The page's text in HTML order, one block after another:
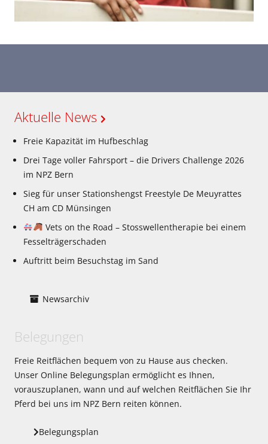
Aktuelle News
Freie Kapazität im Hufbeschlag
Drei Tage voller Fahrsport – die Drivers Challenge 2026
im NPZ Bern
Sieg für unser Stationshengst Freestyle De Meuyrattes
CH am CD Münsingen
Vets on the Road – Stosswellentherapie bei einem
Fesselträgerschaden
Auftritt beim Besuchstag im Sand
Newsarchiv
Belegungen
Freie Reitflächen bequem von zu Hause aus checken.
Unser Online Belegungsplan ermöglicht es Ihnen,
vorauszuplanen, wann und auf welchen Reitflächen Sie Ihr
Pferd bei uns im NPZ Bern reiten können.
Belegungsplan